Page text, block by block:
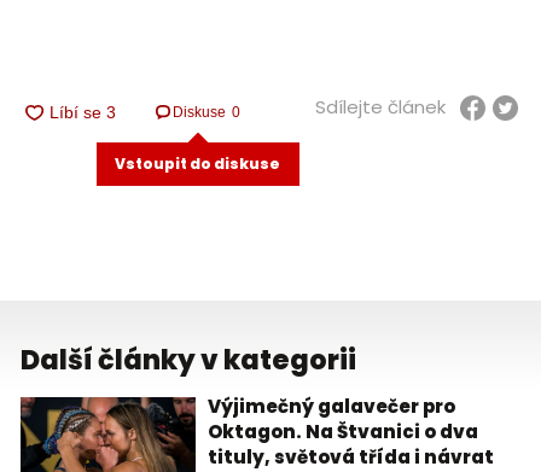
Diskuse 0
Vstoupit do diskuse
Sdílejte článek
Další články v kategorii
Výjimečný galavečer pro
Oktagon. Na Štvanici o dva
tituly, světová třída i návrat